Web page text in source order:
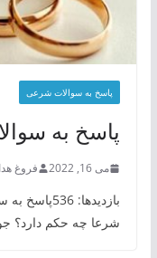
پاسخ به سوالات شرعی
پاسخ به
می 16, 2022 فروغ
بازدیدها:
شرعا چه حکم دارد؟